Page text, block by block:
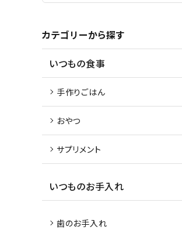
カテゴリーから探す
いつもの食事
手作りごはん
おやつ
サプリメント
いつものお手入れ
歯のお手入れ